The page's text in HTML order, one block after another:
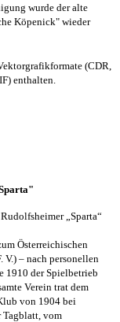
wurde der alte
Köpenick" wieder
(CDR,
enthalten.
„Sparta“
Österreichischen
V.) – nach personellen
1910 der Spielbetrieb
Verein trat dem
von 1904 bei
Tagblatt, vom